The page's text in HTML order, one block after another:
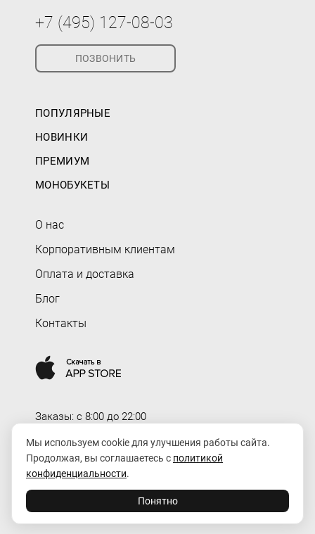
+7 (495) 127-08-03
ПОЗВОНИТЬ
ПОПУЛЯРНЫЕ
НОВИНКИ
ПРЕМИУМ
МОНОБУКЕТЫ
О нас
Корпоративным клиентам
Оплата и доставка
Блог
Контакты
Заказы: c 8:00 до 22:00
Доставка: c 8:00 до 00:00
order@rozaexpress.ru
Мы используем cookie для улучшения работы сайта.
Продолжая, вы соглашаетесь с политикой
конфиденциальности.
Понятно